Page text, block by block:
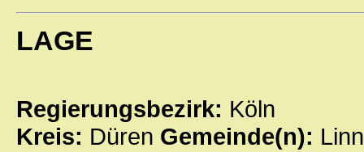
LAGE
Regierungsbezirk: Köln
Kreis: Düren Gemeinde(n):